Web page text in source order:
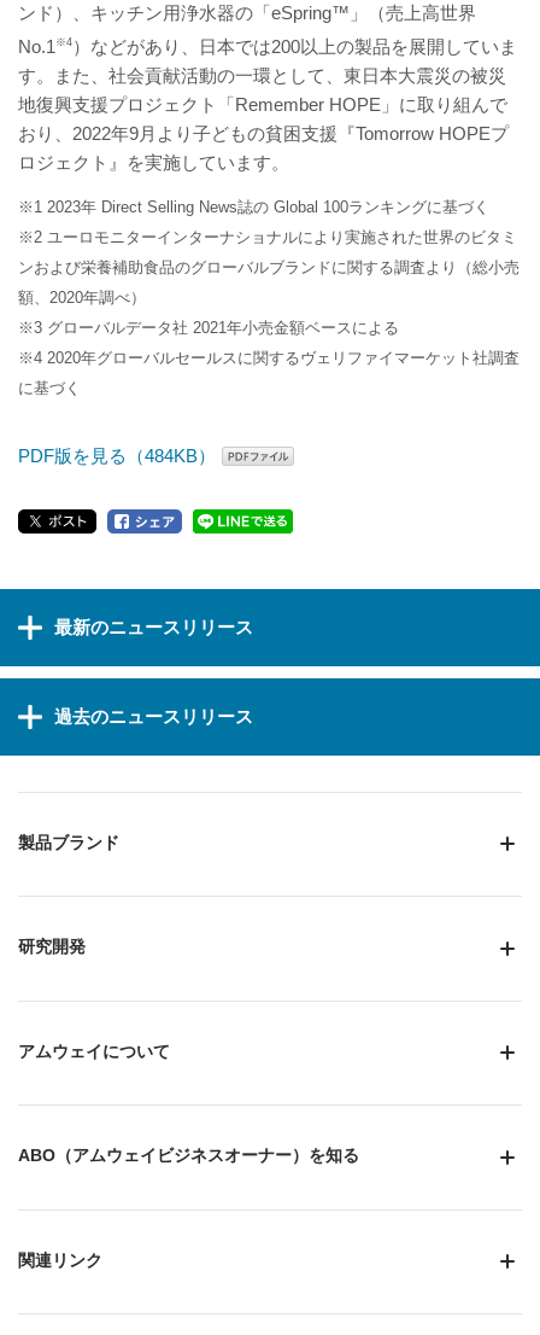
ンド）、キッチン用浄水器の「eSpring™」（売上高世界
No.1 ※4 ）などがあり、日本では200以上の製品を展開していま
す。また、社会貢献活動の一環として、東日本大震災の被災
地復興支援プロジェクト「Remember HOPE」に取り組んで
おり、2022年9月より子どもの貧困支援『Tomorrow HOPEプ
ロジェクト』を実施しています。
※1 2023年 Direct Selling News誌の Global 100ランキングに基づく
※2 ユーロモニターインターナショナルにより実施された世界のビタミ
ンおよび栄養補助食品のグローバルブランドに関する調査より（総小売
額、2020年調べ）
※3 グローバルデータ社 2021年小売金額ベースによる
※4 2020年グローバルセールスに関するヴェリファイマーケット社調査
に基づく
PDF版を見る（484KB）
最新のニュースリリース
過去のニュースリリース
製品ブランド
研究開発
アムウェイについて
ABO（アムウェイビジネスオーナー）を知る
関連リンク